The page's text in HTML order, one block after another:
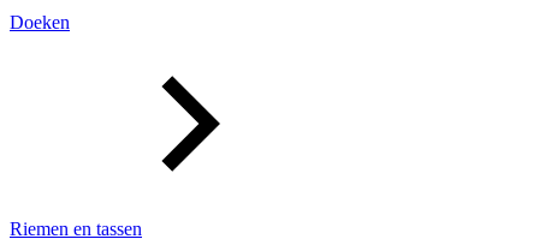
Doeken
Riemen en tassen